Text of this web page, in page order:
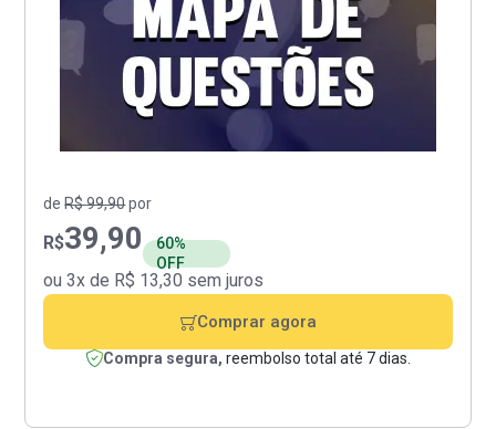
deR$ 99,90por
R$39,90
60%
OFF
ou 3x de R$ 13,30 sem juros
Comprar agora
Compra segura, reembolso total até 7 dias.